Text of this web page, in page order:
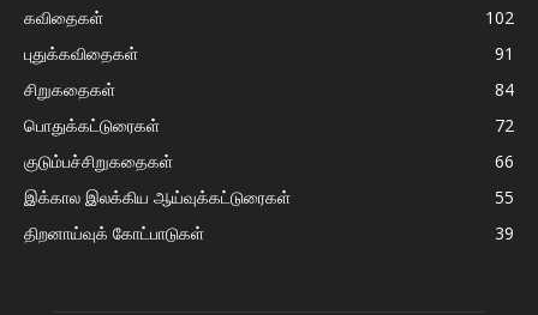
கவிதைகள்
102
புதுக்கவிதைகள்
91
சிறுகதைகள்
84
பொதுக்கட்டுரைகள்
72
குடும்பச்சிறுகதைகள்
66
இக்கால இலக்கிய ஆய்வுக்கட்டுரைகள்
55
திறனாய்வுக் கோட்பாடுகள்
39